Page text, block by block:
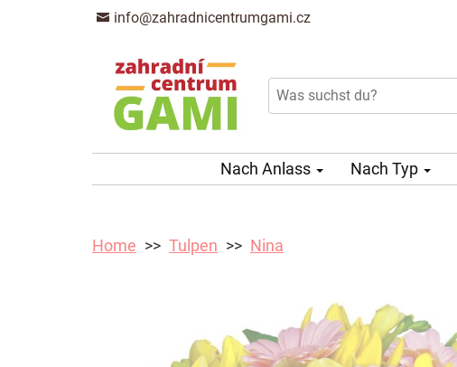
info@zahradnicentrumgami.cz
Nach Anlass Nach Typ
Home Tulpen Nina